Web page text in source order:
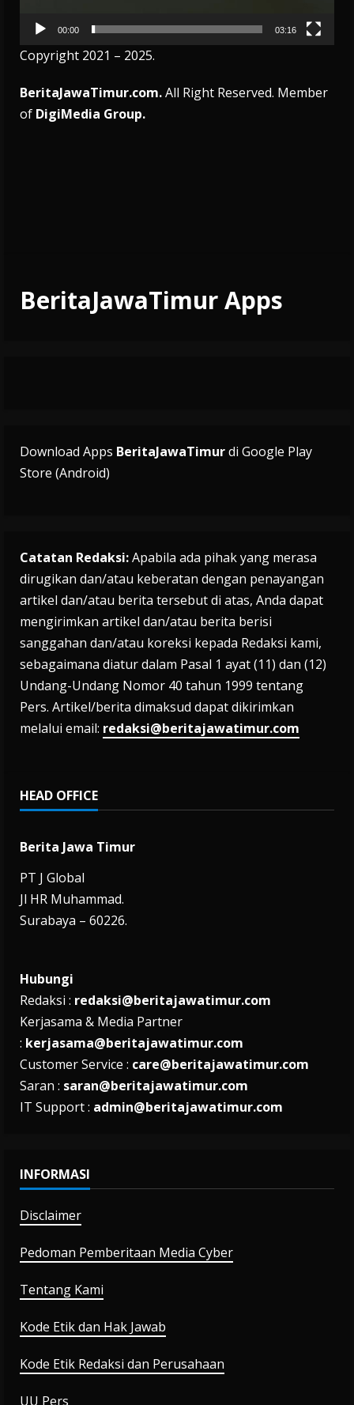
00:00 03:16
Copyright 2021 – 2025.
BeritaJawaTimur.com.All Right Reserved. Member
of DigiMedia Group.
BeritaJawaTimur Apps
Download Apps BeritaJawaTimurdi Google Play
Store (Android)
Catatan Redaksi:Apabila ada pihak yang merasa
dirugikan dan/atau keberatan dengan penayangan
artikel dan/atau berita tersebut di atas, Anda dapat
mengirimkan artikel dan/atau berita berisi
sanggahan dan/atau koreksi kepada Redaksi kami,
sebagaimana diatur dalam Pasal 1 ayat (11) dan (12)
Undang-Undang Nomor 40 tahun 1999 tentang
Pers. Artikel/berita dimaksud dapat dikirimkan
melalui email: redaksi@beritajawatimur.com
HEAD OFFICE
Berita Jawa Timur
PT J Global
Jl HR Muhammad.
Surabaya – 60226.
Hubungi
Redaksi : redaksi@beritajawatimur.com
Kerjasama & Media Partner
: kerjasama@beritajawatimur.com
Customer Service : care@beritajawatimur.com
Saran : saran@beritajawatimur.com
IT Support : admin@beritajawatimur.com
INFORMASI
Disclaimer
Pedoman Pemberitaan Media Cyber
Tentang Kami
Kode Etik dan Hak Jawab
Kode Etik Redaksi dan Perusahaan
UU Pers